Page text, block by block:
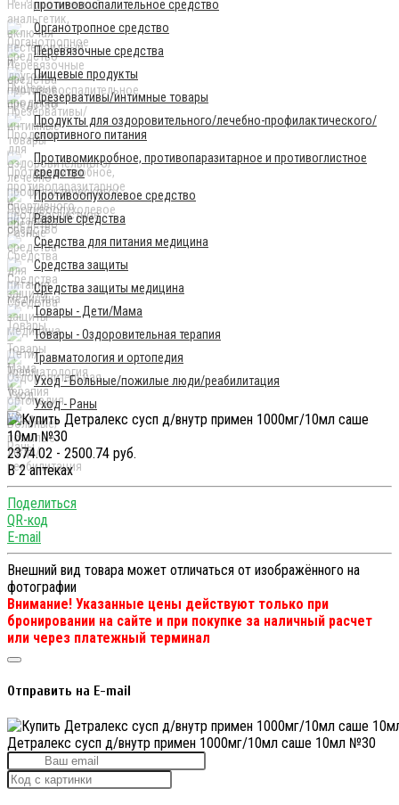
противовоспалительное средство
Органотропное средство
Перевязочные средства
Пищевые продукты
Презервативы/интимные товары
Продукты для оздоровительного/лечебно-профилактического/
спортивного питания
Противомикробное, противопаразитарное и противоглистное
средство
Противоопухолевое средство
Разные средства
Средства для питания медицина
Средства защиты
Средства защиты медицина
Товары - Дети/Мама
Товары - Оздоровительная терапия
Травматология и ортопедия
Уход - Больные/пожилые люди/реабилитация
Уход - Раны
2374.02 - 2500.74 руб.
В 2 аптеках
Поделиться
QR-код
E-mail
Внешний вид товара может отличаться от изображённого на
фотографии
Внимание! Указанные цены действуют только при
бронировании на сайте и при покупке за наличный расчет
или через платежный терминал
Отправить на E-mail
Детралекс сусп д/внутр примен 1000мг/10мл саше 10мл №30